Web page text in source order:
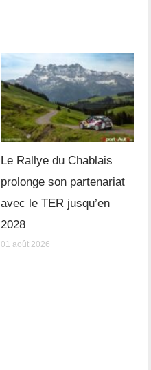
Le Rallye du Chablais
prolonge son partenariat
avec le TER jusqu’en
2028
01 août 2026